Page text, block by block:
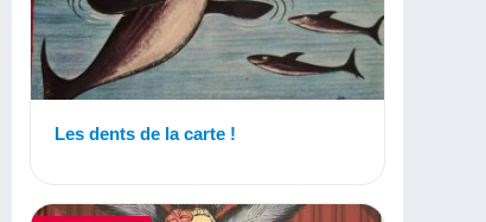
Les dents de la carte !